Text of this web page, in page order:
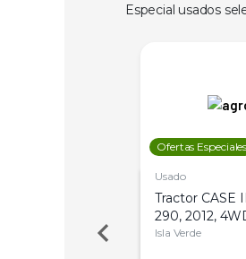
Especial usados
Ofertas Especiales
Usado
Tractor CASE
290, 2012,
Isla Verde